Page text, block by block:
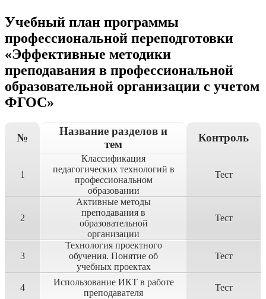
Учебный план программы
профессиональной переподготовки
«Эффективные методики
преподавания в профессиональной
образовательной организации с учетом
ФГОС»
№
Название разделов и
тем
Контроль
1
Классификация
педагогических технологий в
профессиональном
образовании
Тест
2
Активные методы
преподавания в
образовательной
организации
Тест
3
Технология проектного
обучения. Понятие об
учебных проектах
Тест
4
Использование ИКТ в работе
преподавателя
Тест